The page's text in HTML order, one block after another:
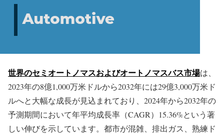
世界のセミオートノマスおよびオートノマスバス市場は、
2023年の8億1,000万米ドルから2032年には29億3,000万米ド
ルへと大幅な成長が見込まれており、2024年から2032年の
予測期間において年平均成長率（CAGR）15.36%という著
しい伸びを示しています。都市が混雑、排出ガス、熟練ド